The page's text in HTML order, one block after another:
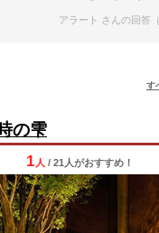
アラート さんの回答
す
の雫
1 人 / 21人がおすすめ！